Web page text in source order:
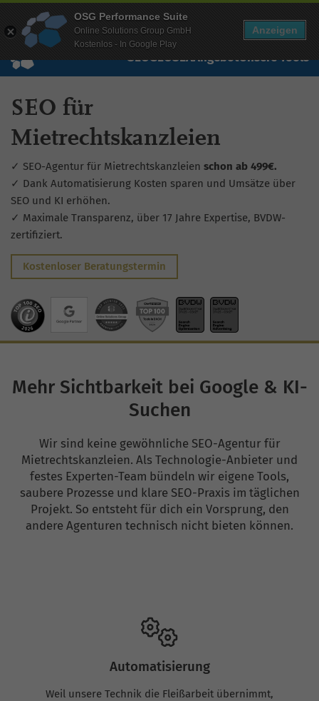
Wissen Free Checks Über uns Free Account
SEOGEOSEAAngebotUnsere Tools
SEO für
Mietrechtskanzleien
✓ SEO-Agentur für Mietrechtskanzleien schon ab 499€.
✓ Dank Automatisierung Kosten sparen und Umsätze über
SEO und KI erhöhen.
✓ Maximale Transparenz, über 17 Jahre Expertise, BVDW-
zertifiziert.
Kostenloser Beratungstermin
Mehr Sichtbarkeit bei Google & KI-
Suchen
Wir sind keine gewöhnliche SEO-Agentur für
Mietrechtskanzleien. Als Technologie-Anbieter und
festes Experten-Team bündeln wir eigene Tools,
saubere Prozesse und klare SEO-Praxis im täglichen
Projekt. So entsteht für dich ein Vorsprung, den
andere Agenturen technisch nicht bieten können.
Automatisierung
Weil unsere Technik die Fleißarbeit übernimmt,
OSG Performance Suite
Online Solutions Group GmbH
Kostenlos - In Google Play
Anzeigen